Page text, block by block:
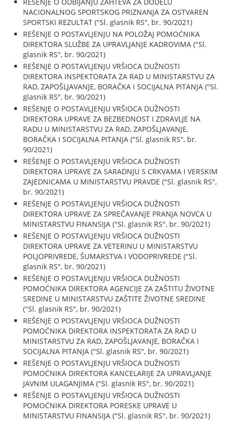
NACIONALNOG SPORTSKOG PRIZNANJA ZA OSTVAREN
SPORTSKI REZULTAT ("Sl. glasnik RS", br. 90/2021)
REŠENJE O POSTAVLJENJU NA POLOŽAJ POMOĆNIKA
DIREKTORA SLUŽBE ZA UPRAVLJANJE KADROVIMA ("Sl.
glasnik RS", br. 90/2021)
REŠENJE O POSTAVLJENJU VRŠIOCA DUŽNOSTI
DIREKTORA INSPEKTORATA ZA RAD U MINISTARSTVU ZA
RAD, ZAPOŠLJAVANJE, BORAČKA I SOCIJALNA PITANJA ("Sl.
glasnik RS", br. 90/2021)
REŠENJE O POSTAVLJENJU VRŠIOCA DUŽNOSTI
DIREKTORA UPRAVE ZA BEZBEDNOST I ZDRAVLJE NA
RADU U MINISTARSTVU ZA RAD, ZAPOŠLJAVANJE,
BORAČKA I SOCIJALNA PITANJA ("Sl. glasnik RS", br.
90/2021)
REŠENJE O POSTAVLJENJU VRŠIOCA DUŽNOSTI
DIREKTORA UPRAVE ZA SARADNJU S CRKVAMA I VERSKIM
ZAJEDNICAMA U MINISTARSTVU PRAVDE ("Sl. glasnik RS",
br. 90/2021)
REŠENJE O POSTAVLJENJU VRŠIOCA DUŽNOSTI
DIREKTORA UPRAVE ZA SPREČAVANJE PRANJA NOVCA U
MINISTARSTVU FINANSIJA ("Sl. glasnik RS", br. 90/2021)
REŠENJE O POSTAVLJENJU VRŠIOCA DUŽNOSTI
DIREKTORA UPRAVE ZA VETERINU U MINISTARSTVU
POLJOPRIVREDE, ŠUMARSTVA I VODOPRIVREDE ("Sl.
glasnik RS", br. 90/2021)
REŠENJE O POSTAVLJENJU VRŠIOCA DUŽNOSTI
POMOĆNIKA DIREKTORA AGENCIJE ZA ZAŠTITU ŽIVOTNE
SREDINE U MINISTARSTVU ZAŠTITE ŽIVOTNE SREDINE
("Sl. glasnik RS", br. 90/2021)
REŠENJE O POSTAVLJENJU VRŠIOCA DUŽNOSTI
POMOĆNIKA DIREKTORA INSPEKTORATA ZA RAD U
MINISTARSTVU ZA RAD, ZAPOŠLJAVANJE, BORAČKA I
SOCIJALNA PITANJA ("Sl. glasnik RS", br. 90/2021)
REŠENJE O POSTAVLJENJU VRŠIOCA DUŽNOSTI
POMOĆNIKA DIREKTORA KANCELARIJE ZA UPRAVLJANJE
JAVNIM ULAGANJIMA ("Sl. glasnik RS", br. 90/2021)
REŠENJE O POSTAVLJENJU VRŠIOCA DUŽNOSTI
POMOĆNIKA DIREKTORA PORESKE UPRAVE U
MINISTARSTVU FINANSIJA ("Sl. glasnik RS", br. 90/2021)